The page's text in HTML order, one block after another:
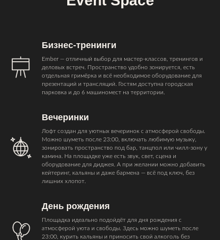
Бизнес-тренинги
Ember — отличный выбор для мастер-классов, тренингов и
деловых встреч. Пространство удобно зонируется, есть
отдельная гримёрка и всё необходимое оборудование для
презентаций и трансляций. Гостям доступна городская
парковка и до 6 машиномест на территории.
Вечеринки
Лофт создан для уютных вечеринок с атмосферой свободы.
Можно шуметь после 23:00, включать любимую музыку,
зонировать пространство под бар, танцпол или чилл-зону у
камина. На площадке уже есть звук, свет, сцена и
оборудование для диджея. А при желании можно добавить
кейтеринг, кальяны и даже бармена — всё под ключ, без
лишних хлопот.
День рождения
Площадка идеально подойдёт для дня рождения с
атмосферой уюта и свободы. Здесь можно шуметь после
23:00, курить кальяны и приносить свой алкоголь без